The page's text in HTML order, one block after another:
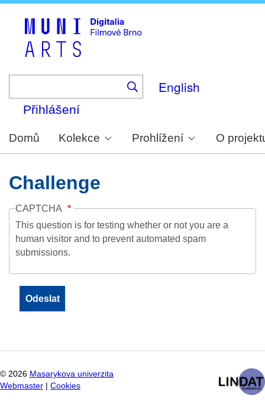
English
Přihlášení
Domů Kolekce Prohlížení O
Challenge
CAPTCHA
This question is for testing whether or not you are a
human visitor and to prevent automated spam
submissions.
© 2026 Masarykova univerzita
Webmaster
Cookies